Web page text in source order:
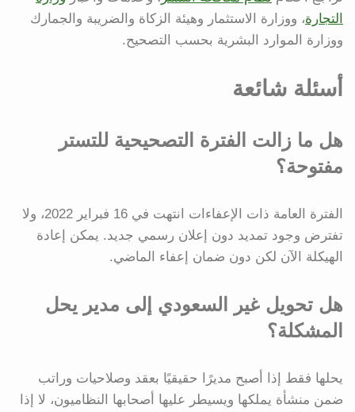
التجارة، ووزارة الاستثمار وهيئة الزكاة والضريبة والجمارك
ووزارة الموارد البشرية بحسب التصحيح.
أسئلة شائعة
هل ما زالت الفترة التصحيحية للتستر
مفتوحة؟
الفترة العامة ذات الإعفاءات انتهت في 16 فبراير 2022، ولا
تفترض وجود تمديد دون إعلان رسمي جديد. يمكن إعادة
الهيكلة الآن لكن دون ضمان إعفاء الماضي.
هل تحويل غير السعودي إلى مدير يحل
المشكلة؟
يحلها فقط إذا أصبح مديرًا حقيقيًا بعقد وصلاحيات وراتب
ضمن منشأة يملكها ويسيطر عليها أصحابها النظاميون، لا إذا